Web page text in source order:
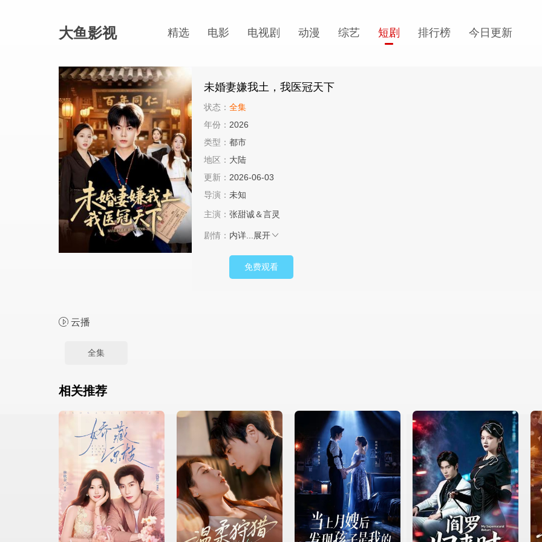
大鱼影视 精选 电影 电视剧 动漫 综艺 短剧 排行榜 今日更新
未婚妻嫌我土，我医冠天下
状态： 全集
年份： 2026
类型： 都市
地区： 大陆
更新： 2026-06-03
导演： 未知
主演： 张甜诚＆言灵
剧情： 内详... 展开
免费观看
云播
全集
相关推荐